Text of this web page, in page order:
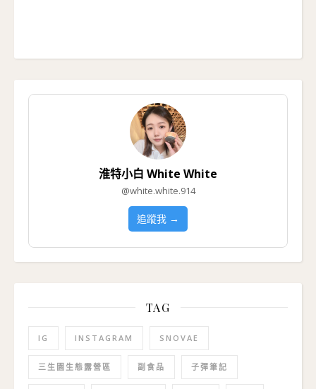
淮特小白 White White
@white.white.914
追蹤我 →
TAG
IG INSTAGRAM SNOVAE
三生園生態露營區 副食品 子彈筆記